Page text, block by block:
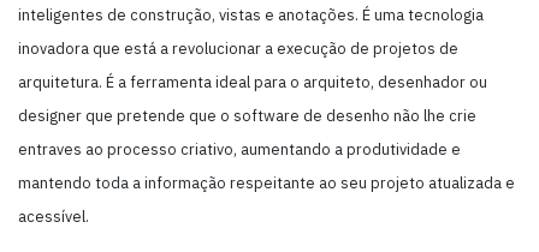
inteligentes de construção, vistas e anotações. É uma tecnologia
inovadora que está a revolucionar a execução de projetos de
arquitetura. É a ferramenta ideal para o arquiteto, desenhador ou
designer que pretende que o software de desenho não lhe crie
entraves ao processo criativo, aumentando a produtividade e
mantendo toda a informação respeitante ao seu projeto atualizada e
acessível.